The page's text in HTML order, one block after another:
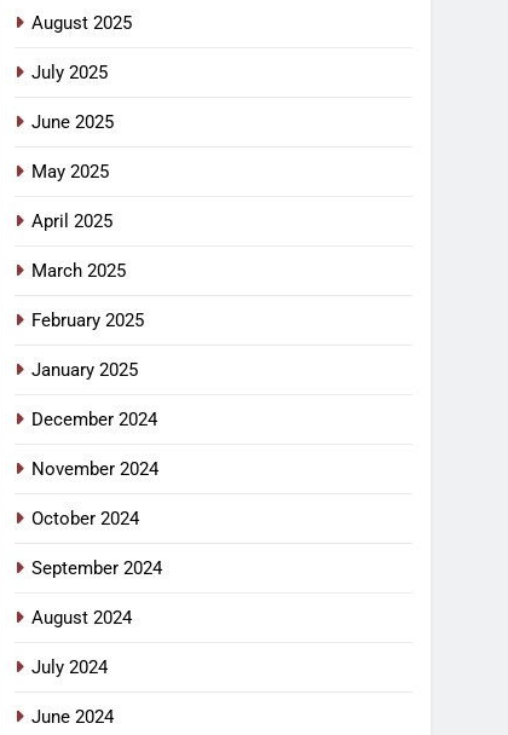
August 2025
July 2025
June 2025
May 2025
April 2025
March 2025
February 2025
January 2025
December 2024
November 2024
October 2024
September 2024
August 2024
July 2024
June 2024